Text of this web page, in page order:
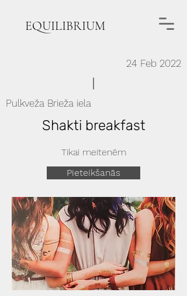
EQUILIBRIUM
24 Feb 2022
Pulkveža Brieža iela
Shakti breakfast
Tikai meitenēm
Pieteikšanās